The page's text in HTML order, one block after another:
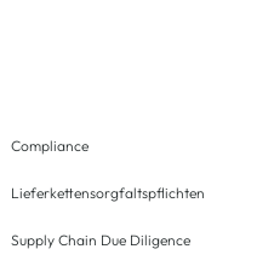
Compliance
Lieferkettensorgfaltspflichten
Supply Chain Due Diligence